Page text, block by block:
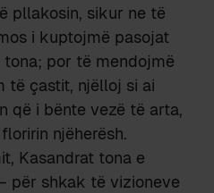
pllakosin, sikur ne të
i kuptojmë pasojat
por të mendojmë
të çastit, njëlloj si ai
që i bënte vezë të arta,
njëherësh.
Kasandrat tona e
për shkak të vizioneve